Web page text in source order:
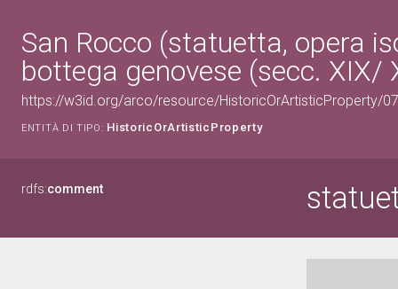
San Rocco (statuetta, opera
bottega genovese (secc. XIX/
https://w3id.org/arco/resource/HistoricOrArtisticProperty/
ENTITÀ DI TIPO: HistoricOrArtisticProperty
rdfs:comment